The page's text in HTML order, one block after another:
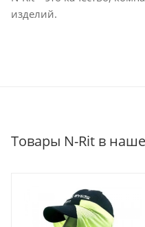
изделий.
Товары N-Rit в